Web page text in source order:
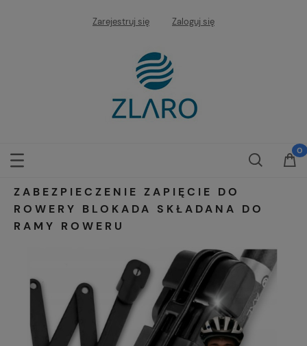
Zarejestruj się Zaloguj się
ZABEZPIECZENIE ZAPIĘCIE DO
ROWERY BLOKADA SKŁADANA DO
RAMY ROWERU